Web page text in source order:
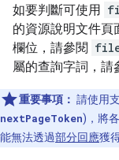
如要判斷可使用
的資源說明文件頁
欄位，請參閱
屬的查詢字詞，請
重要事項： 請使用
nextPageToken)，將
能無法透過部分回應獲